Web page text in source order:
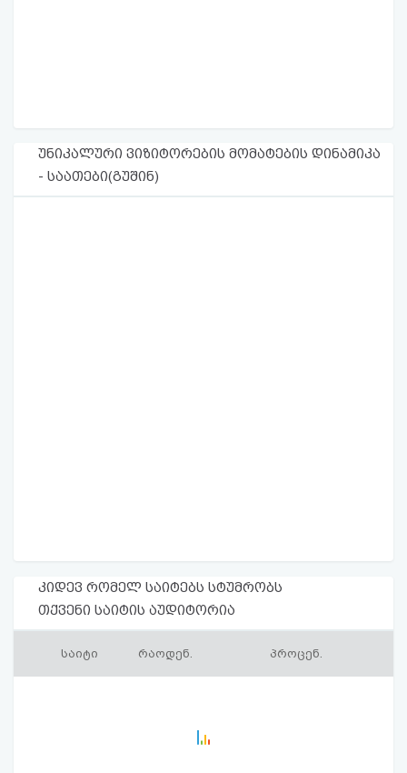
უნიკალური ვიზიტორების მომატების დინამიკა
- საათები(გუშინ)
კიდევ რომელ საიტებს სტუმრობს
თქვენი საიტის აუდიტორია
საიტი რაოდენ. პროცენ.